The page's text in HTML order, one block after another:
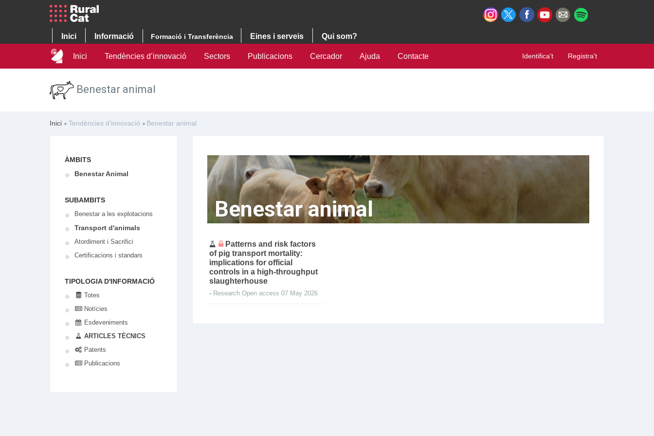
Inici Informació Formació i Transferència Eines i serveis Qui som?
Identifica't Registra't
Inici Tendències d’innovació Sectors Publicacions Cercador Ajuda Contacte
Benestar animal
Inici Tendències d’innovació Benestar animal
ÀMBITS
Benestar Animal
SUBAMBITS
Benestar a les explotacions
Transport d'animals
Atordiment i Sacrifici
Certificacions i standars
TIPOLOGIA D'INFORMACIÓ
Totes
Notícies
Esdeveniments
ARTICLES TÈCNICS
Patents
Publicacions
Benestar animal
Patterns and risk factors
of pig transport mortality:
implications for official
controls in a high-throughput
slaughterhouse
- Research Open access 07 May 2026